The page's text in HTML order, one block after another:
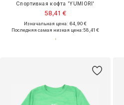
Спортивная кофта 'YUMIORI'
58,41 €
Изначальная цена: 64,90 €
Последняя самая низкая цена:58,41 €